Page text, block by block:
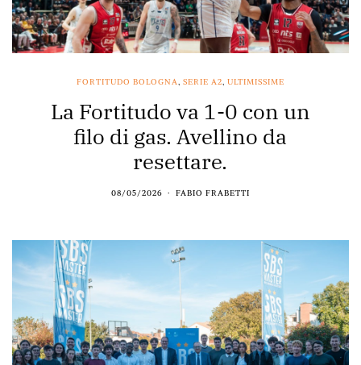
FORTITUDO BOLOGNA, SERIE A2, ULTIMISSIME
La Fortitudo va 1-0 con un
filo di gas. Avellino da
resettare.
08/05/2026 FABIO FRABETTI